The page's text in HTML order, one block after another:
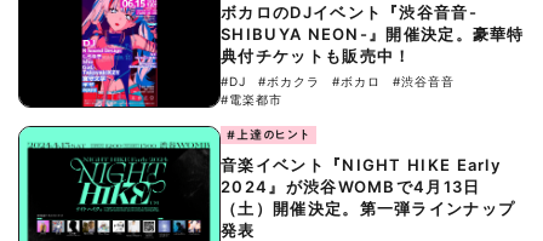
ボカロのDJイベント『渋谷音音-
SHIBUYA NEON-』開催決定。豪華特
典付チケットも販売中！
#DJ #ボカクラ #ボカロ
#渋谷音音
#電楽都市
#上達のヒント
音楽イベント『NIGHT HIKE Early
2024』が渋谷WOMBで4月13日
（土）開催決定。第一弾ラインナップ
発表